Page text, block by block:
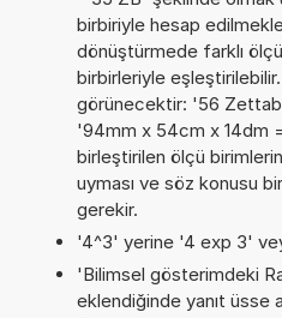
birbiriyle hesap
dönüştürmede farklı
birbirleriyle
görünecektir: '56
'94mm x 54cm x 14dm
birleştirilen ölçü
uyması ve söz konusu
gerekir.
'4^3' yerine '4 exp 3'
'Bilimsel gösterimdeki
eklendiğinde yanıt üsse